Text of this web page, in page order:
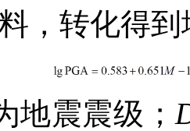
，转化得
地震震级；